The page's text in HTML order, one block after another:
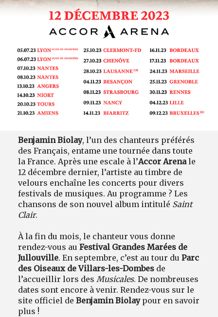
Benjamin Biolay, l’un des chanteurs préférés
des Français, entame une tournée dans toute
la France. Après une escale à l’Accor Arenale
12 décembre dernier, l’artiste au timbre de
velours enchaîne les concerts pour divers
festivals de musiques. Au programme ? Les
chansons de son nouvel album intitulé Saint
Clair.
À la fin du mois, le chanteur vous donne
rendez-vous auFestival Grandes Marées de
Jullouville. En septembre, c’est au tour duParc
des Oiseaux de Villars-les-Dombes de
l’accueillir lors des Musicales. De nombreuses
dates sont encore à venir. Rendez-vous sur le
site officiel deBenjamin Biolay pour en savoir
plus !